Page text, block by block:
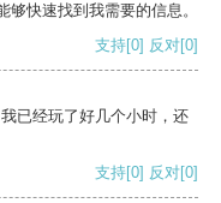
快速找到我需要的信息。
支持[0] 反对[0]
已经玩了好几个小时，还
支持[0] 反对[0]